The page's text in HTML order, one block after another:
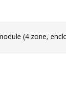
(4 zone,